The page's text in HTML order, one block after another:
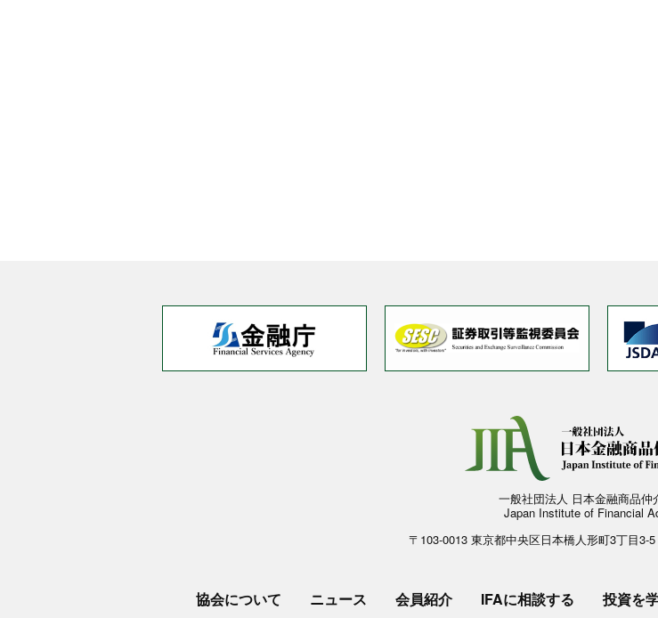
一般社団法人 日本金融商品仲
Japan Institute of Financial
〒103-0013 東京都中央区日本橋人形町3丁目3-
協会について ニュース 会員紹介 IFAに相談する 投資を